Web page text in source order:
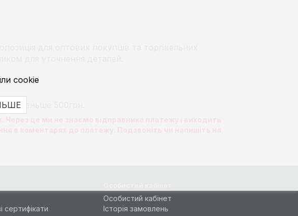
меньше 500грн.
cookie
сертифікати
Особистий кабінет
Історія замовлень